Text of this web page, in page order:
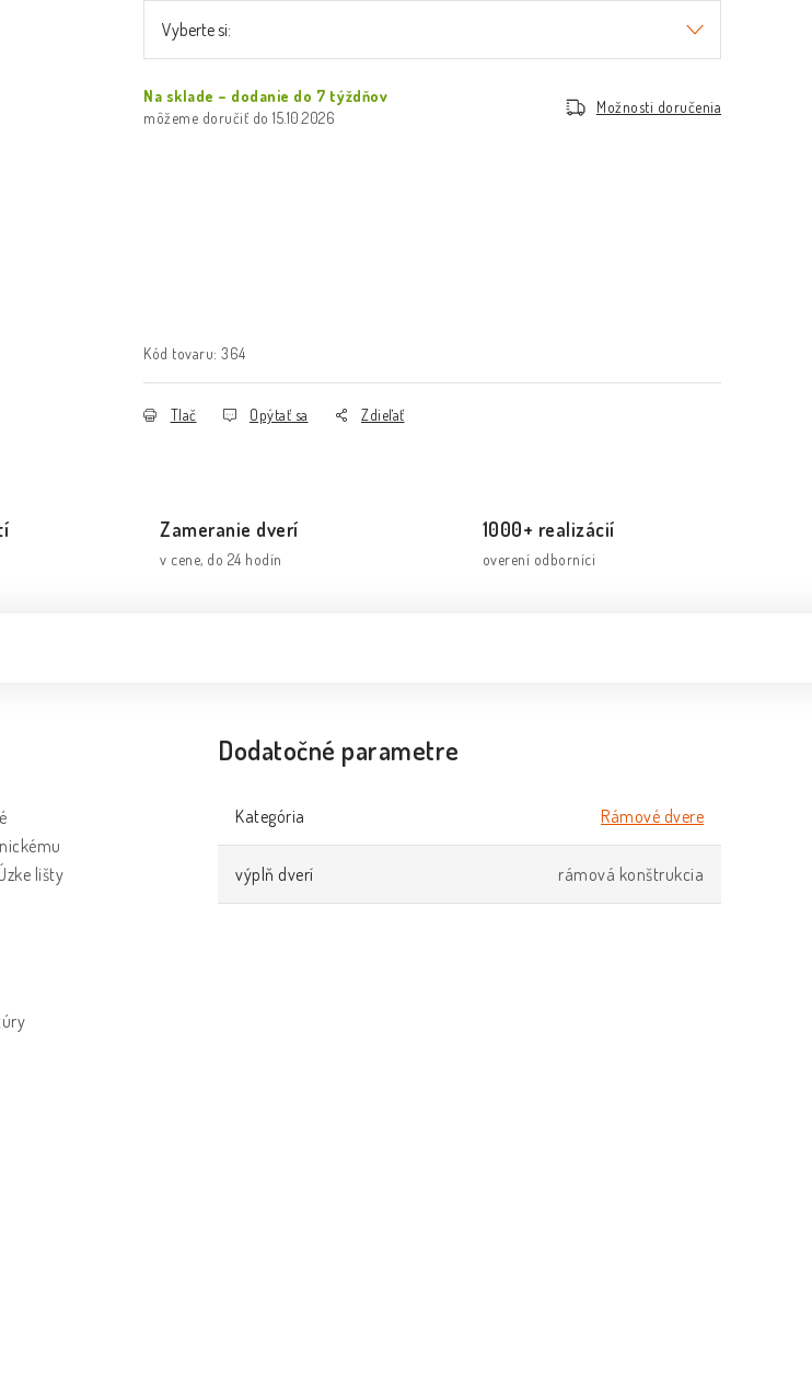
Na sklade – dodanie do 7 týždňov
15.10.2026
Možnosti doručenia
Kód tovaru: 364
Tlač Opýtať sa Zdieľať
Zameranie dverí
v cene, do 24 hodín
1000+ realizácií
overení odborníci
lišty
Dodatočné parametre
Kategória Rámové dvere
výplň dverí rámová konštrukcia